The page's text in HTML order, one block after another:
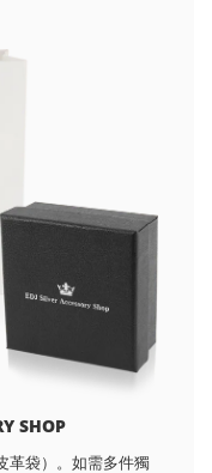
SHOP
革袋）。如需多件獨